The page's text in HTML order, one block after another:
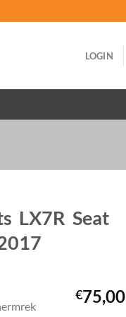
LOGIN
LX7R Seat
€75,00